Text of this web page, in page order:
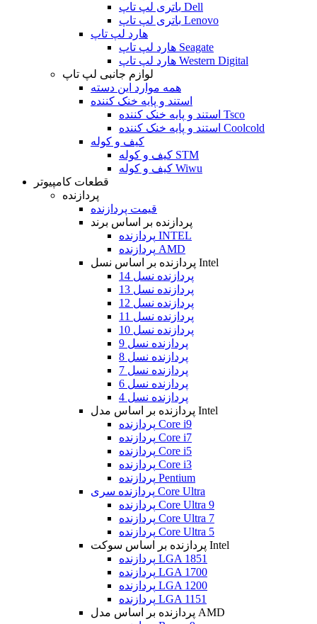
باتری لپ تاپ Dell
باتری لپ تاپ Lenovo
هارد لپ تاپ
هارد لپ تاپ Seagate
هارد لپ تاپ Western Digital
لوازم جانبی لپ تاپ
همه موارد این دسته
استند و پایه خنک کننده
استند و پایه خنک کننده Tsco
استند و پایه خنک کننده Coolcold
کیف و کوله
کیف و کوله STM
کیف و کوله Wiwu
قطعات کامپیوتر
پردازنده
قیمت پردازنده
پردازنده بر اساس برند
پردازنده INTEL
پردازنده AMD
پردازنده بر اساس نسل Intel
پردازنده نسل 14
پردازنده نسل 13
پردازنده نسل 12
پردازنده نسل 11
پردازنده نسل 10
پردازنده نسل 9
پردازنده نسل 8
پردازنده نسل 7
پردازنده نسل 6
پردازنده نسل 4
پردازنده بر اساس مدل Intel
پردازنده Core i9
پردازنده Core i7
پردازنده Core i5
پردازنده Core i3
پردازنده Pentium
پردازنده سری Core Ultra
پردازنده Core Ultra 9
پردازنده Core Ultra 7
پردازنده Core Ultra 5
پردازنده بر اساس سوکت Intel
پردازنده LGA 1851
پردازنده LGA 1700
پردازنده LGA 1200
پردازنده LGA 1151
پردازنده بر اساس مدل AMD